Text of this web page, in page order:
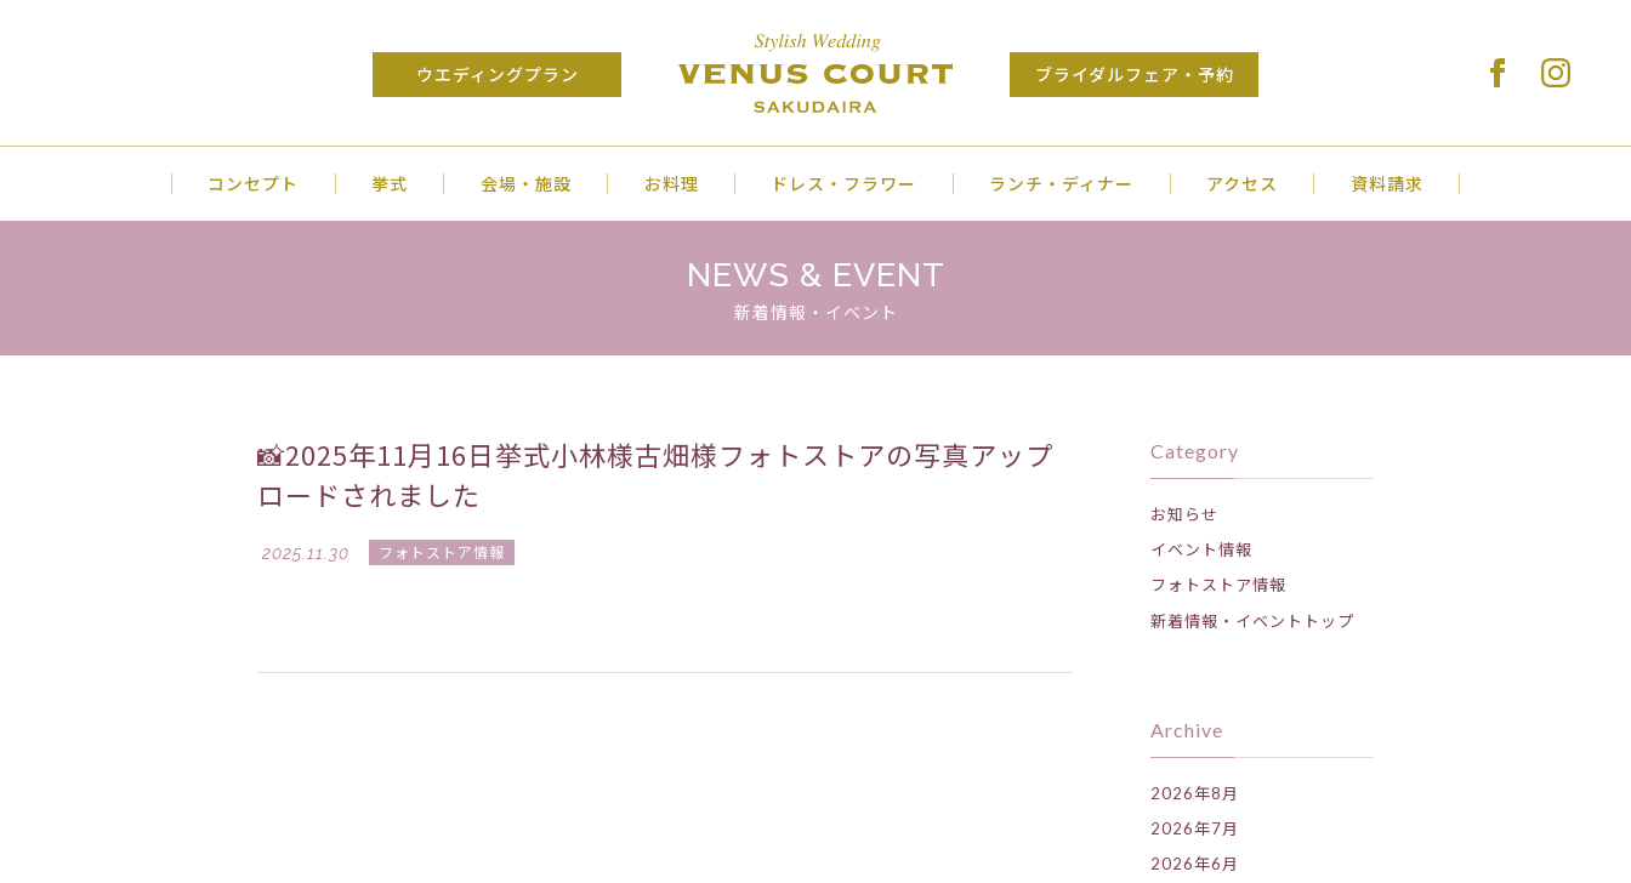
Stylish Wedding VENUS COURT SAKUDAIRA
ウエディングプラン
ブライダルフェア・予約
コンセプト 挙式 会場・施設 お料理 ドレス・フラワー ランチ・ディナー アクセス 資料請求
NEWS & EVENT
新着情報・イベント
📸2025年11月16日挙式小林様古畑様フォトストアの写真アップ
ロードされました
2025.11.30 フォトストア情報
Category
お知らせ
イベント情報
フォトストア情報
新着情報・イベントトップ
Archive
2026年8月
2026年7月
2026年6月